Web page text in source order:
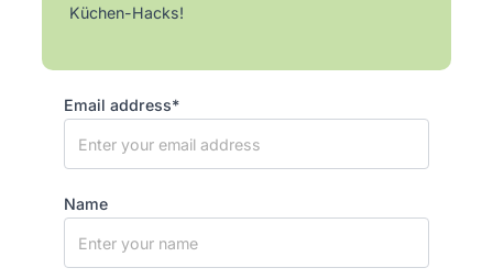
Küchen-Hacks!
Email address*
Name